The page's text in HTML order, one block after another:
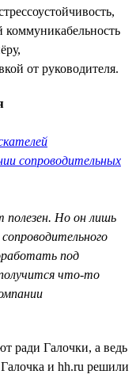
коммуникабельность
от руководителя.
сопроводительных
Но он лишь
под
что-то
ради Галочки, а ведь
и hh.ru решили